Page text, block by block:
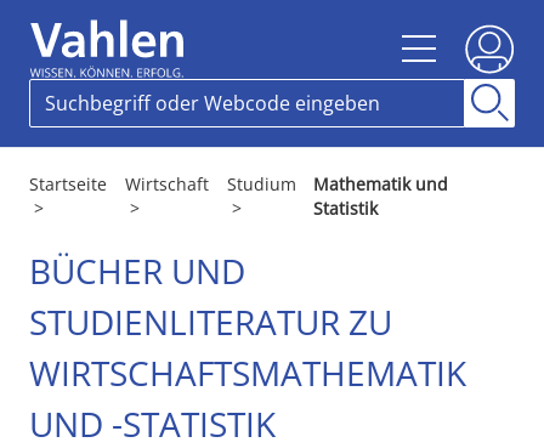
Startseite
>
Wirtschaft
>
Studium
>
Mathematik und
Statistik
BÜCHER UND
STUDIENLITERATUR ZU
WIRTSCHAFTSMATHEMATIK
UND -STATISTIK